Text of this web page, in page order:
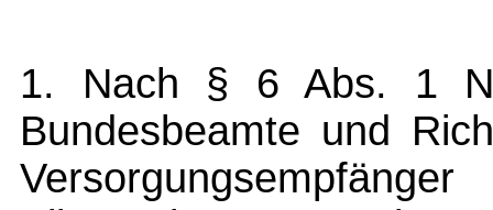
1. Nach § 6 Abs. 1
Bundesbeamte und